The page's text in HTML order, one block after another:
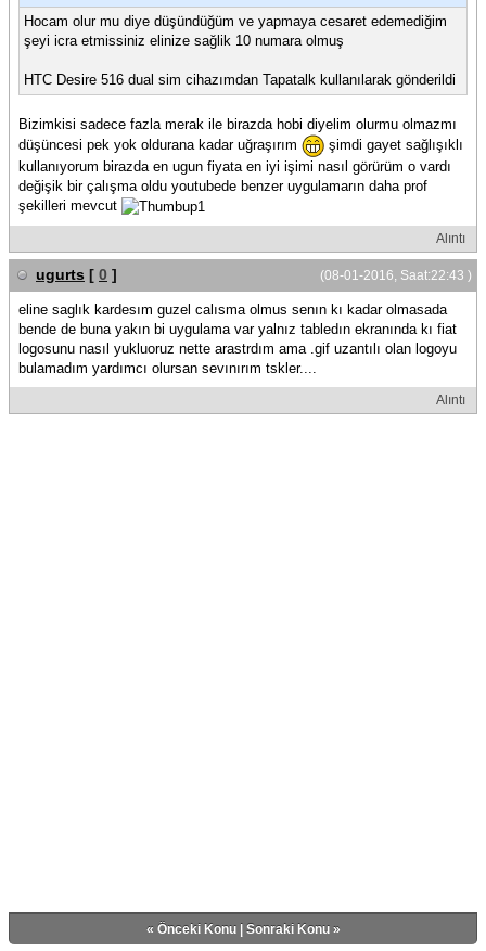
Hocam olur mu diye düşündüğüm ve yapmaya cesaret edemediğim
şeyi icra etmissiniz elinize sağlik 10 numara olmuş
HTC Desire 516 dual sim cihazımdan Tapatalk kullanılarak gönderildi
Bizimkisi sadece fazla merak ile birazda hobi diyelim olurmu olmazmı
düşüncesi pek yok oldurana kadar uğraşırım
şimdi gayet sağlışıklı
kullanıyorum birazda en ugun fiyata en iyi işimi nasıl görürüm o vardı
değişik bir çalışma oldu youtubede benzer uygulamarın daha prof
şekilleri mevcut
Alıntı
(08-01-2016, Saat:22:43 )
ugurts [ 0 ]
eline saglık kardesım guzel calısma olmus senın kı kadar olmasada
bende de buna yakın bi uygulama var yalnız tabledın ekranında kı fiat
logosunu nasıl yukluoruz nette arastrdım ama .gif uzantılı olan logoyu
bulamadım yardımcı olursan sevınırım tskler....
Alıntı
« Önceki Konu| Sonraki Konu»